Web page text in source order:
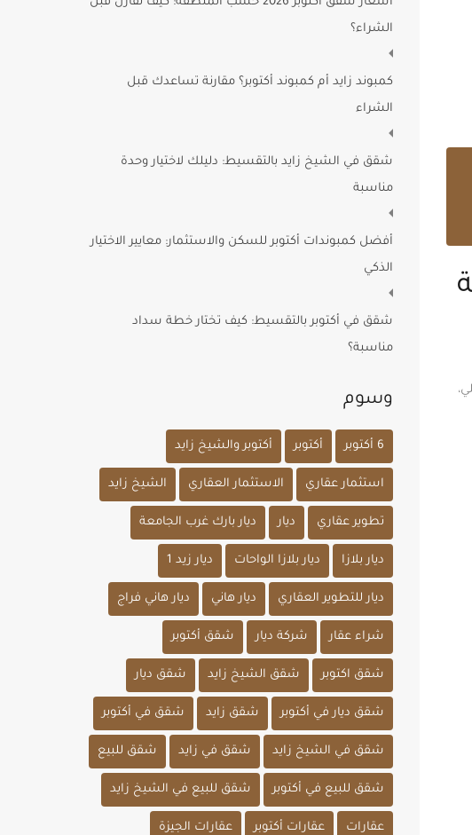
الشراء؟
كمبوند زايد أم كمبوند أكتوبر؟ مقارنة تساعدك قبل
الشراء
شقق في الشيخ زايد بالتقسيط: دليلك لاختيار وحدة
مناسبة
أفضل كمبوندات أكتوبر للسكن والاستثمار: معايير الاختيار
الذكي
شقق في أكتوبر بالتقسيط: كيف تختار خطة سداد
مناسبة؟
وسوم
6 أكتوبر أكتوبر أكتوبر والشيخ زايد
استثمار عقاري الاستثمار العقاري الشيخ زايد
تطوير عقاري ديار ديار بارك غرب الجامعة
ديار بلازا ديار بلازا الواحات ديار زيد 1
ديار للتطوير العقاري ديار هاني ديار هاني فراج
شراء عقار شركة ديار شقق أكتوبر
شقق اكتوبر شقق الشيخ زايد شقق ديار
شقق ديار في أكتوبر شقق زايد شقق في أكتوبر
شقق في الشيخ زايد شقق في زايد شقق للبيع
شقق للبيع في أكتوبر شقق للبيع في الشيخ زايد
عقارات عقارات أكتوبر عقارات الجيزة